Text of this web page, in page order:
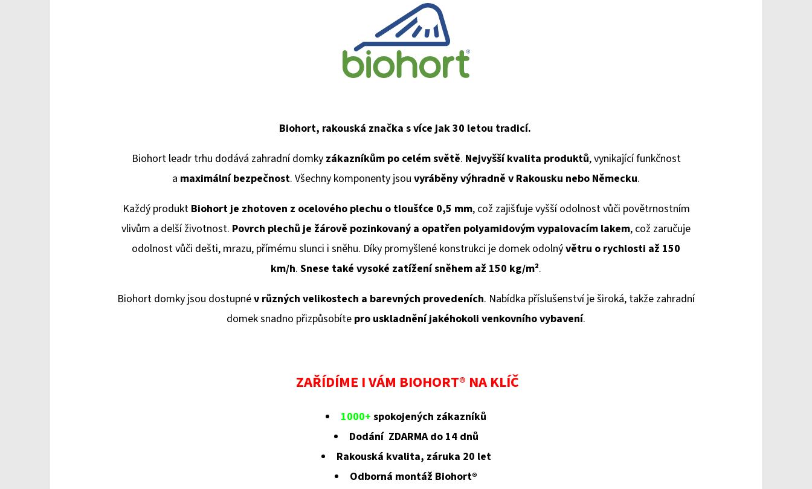
Biohort, rakouská značka s více jak 30 letou tradicí.
Biohort leadr trhu dodává zahradní domky zákazníkům po celém světě. Nejvyšší kvalita produktů, vynikající funkčnost
a maximální bezpečnost. Všechny komponenty jsou vyráběny výhradně v Rakousku nebo Německu.
Každý produkt Biohort je zhotoven z ocelového plechu o tloušťce 0,5 mm, což zajišťuje vyšší odolnost vůči povětrnostním
vlivům a delší životnost. Povrch plechů je žárově pozinkovaný a opatřen polyamidovým vypalovacím lakem, což zaručuje
odolnost vůči dešti, mrazu, přímému slunci i sněhu. Díky promyšlené konstrukci je domek odolnývětru o rychlosti až 150
km/h. Snese také vysoké zatížení sněhem až 150 kg/m².
Biohort domky jsou dostupnév různých velikostech a barevných provedeních. Nabídka příslušenství je široká, takže zahradní
domek snadno přizpůsobíte pro uskladnění jakéhokoli venkovního vybavení.
ZAŘÍDÍME I VÁM BIOHORT® NA KLÍČ
1000+ spokojených zákazníků
Dodání ZDARMA do 14 dnů
Rakouská kvalita, záruka 20 let
Odborná montáž Biohort®